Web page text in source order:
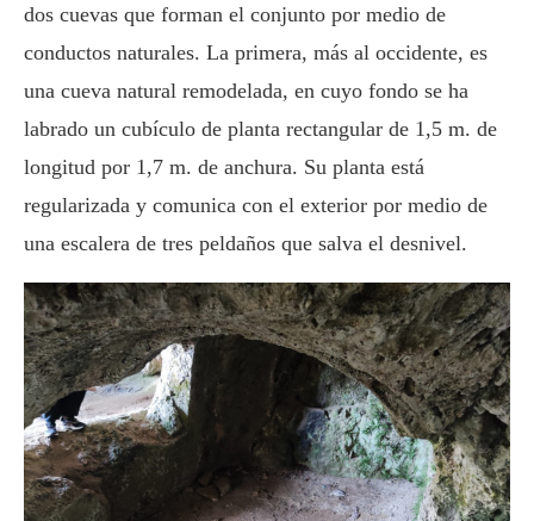
dos cuevas que forman el conjunto por medio de
conductos naturales. La primera, más al occidente, es
una cueva natural remodelada, en cuyo fondo se ha
labrado un cubículo de planta rectangular de 1,5 m. de
longitud por 1,7 m. de anchura. Su planta está
regularizada y comunica con el exterior por medio de
una escalera de tres peldaños que salva el desnivel.